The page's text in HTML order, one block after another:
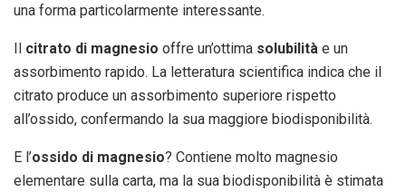
una forma particolarmente interessante.
Il citrato di magnesio offre un’ottima solubilità e un
assorbimento rapido. La letteratura scientifica indica che il
citrato produce un assorbimento superiore rispetto
all’ossido, confermando la sua maggiore biodisponibilità.
E l’ossido di magnesio? Contiene molto magnesio
elementare sulla carta, ma la sua biodisponibilità è stimata